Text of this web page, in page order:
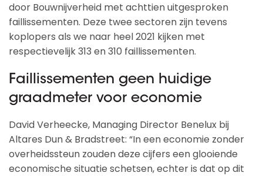
door Bouwnijverheid met achttien uitgesproken
faillissementen. Deze twee sectoren zijn tevens
koplopers als we naar heel 2021 kijken met
respectievelijk 313 en 310 faillissementen.
Faillissementen geen huidige
graadmeter voor economie
David Verheecke, Managing Director Benelux bij
Altares Dun & Bradstreet: “In een economie zonder
overheidssteun zouden deze cijfers een glooiende
economische situatie schetsen, echter is dat op dit